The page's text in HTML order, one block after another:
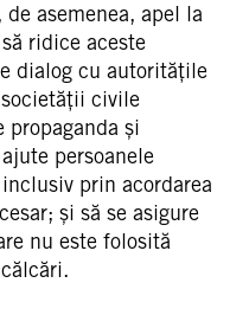
asemenea, apel la
ridice aceste
dialog cu autoritățile
civile
propaganda și
persoanele
prin acordarea
și să se asigure
nu este folosită